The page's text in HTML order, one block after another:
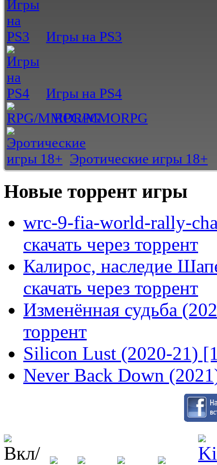
Игры на PS3
Игры на PS4
RPG/MMORPG
Эротические игры 18+
Новые торрент игры
wrc-9-fia-world-rally-
скачать через торрент
Калирос, наследие
скачать через торрент
Изменённая судьба
торрент
Silicon Lust (2020-21)
Never Back Down